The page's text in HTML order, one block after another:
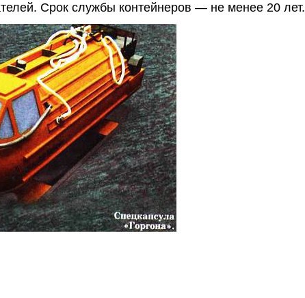
Срок службы контейнеров — не менее 20 лет.